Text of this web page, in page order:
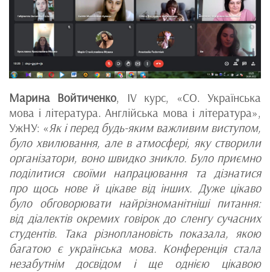
Марина Войтиченко, IV курс, «CО. Українська
мова і література. Англійська мова і література»,
УжНУ: «Як і перед будь-яким важливим виступом,
було хвилювання, але в атмосфері, яку створили
організатори, воно швидко зникло. Було приємно
поділитися своїми напрацювання та дізнатися
про щось нове й цікаве від інших. Дуже цікаво
було обговорювати найрізноманітніші питання:
від діалектів окремих говірок до сленгу сучасних
студентів. Така різноплановість показала, якою
багатою є українська мова. Конференція стала
незабутнім досвідом і ще однією цікавою